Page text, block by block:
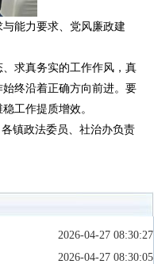
能力要求、党风廉政建
求真务实的工作作风，真
终沿着正确方向前进。要
工作提质增效。
镇政法委员、社治办负责
2026-04-27 08:30:27
2026-04-27 08:30:05